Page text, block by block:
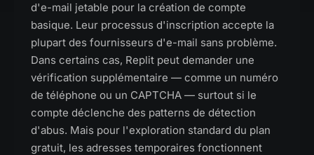
d'e-mail jetable pour la création de compte
basique. Leur processus d'inscription accepte la
plupart des fournisseurs d'e-mail sans problème.
Dans certains cas, Replit peut demander une
vérification supplémentaire — comme un numéro
de téléphone ou un CAPTCHA — surtout si le
compte déclenche des patterns de détection
d'abus. Mais pour l'exploration standard du plan
gratuit, les adresses temporaires fonctionnent